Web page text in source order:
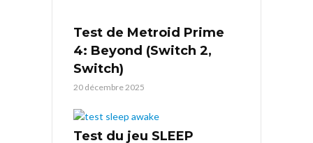
Test de Metroid Prime
4: Beyond (Switch 2,
Switch)
20 décembre 2025
Test du jeu SLEEP